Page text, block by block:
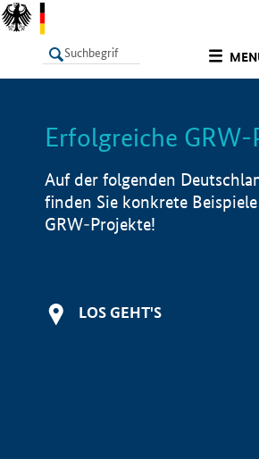
LISTE
Erfolgreiche
Auf der folgenden
finden Sie konkrete
GRW-Projekte!
LOS GEHT'S